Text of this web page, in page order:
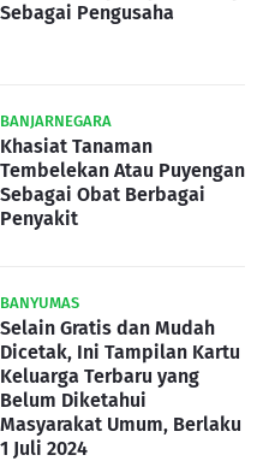
Sebagai Pengusaha
BANJARNEGARA
Khasiat Tanaman
Tembelekan Atau Puyengan
Sebagai Obat Berbagai
Penyakit
BANYUMAS
Selain Gratis dan Mudah
Dicetak, Ini Tampilan Kartu
Keluarga Terbaru yang
Belum Diketahui
Masyarakat Umum, Berlaku
1 Juli 2024